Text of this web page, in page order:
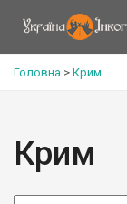
Головна > Крим
Крим